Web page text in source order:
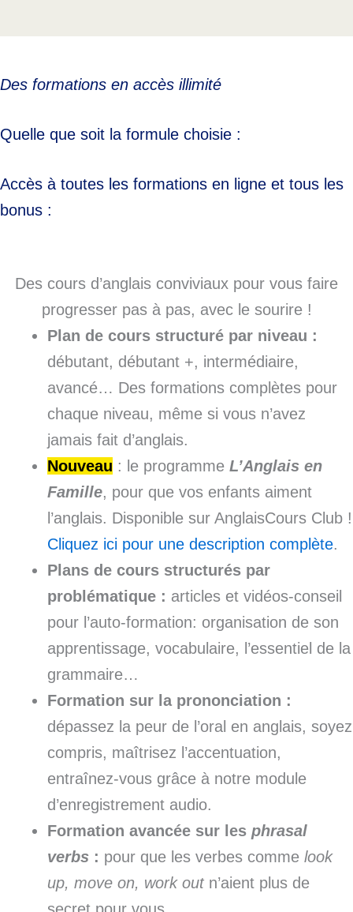
Des formations en accès illimité
Quelle que soit la formule choisie :
Accès à toutes les formations en ligne et tous les
bonus :
Des cours d’anglais conviviaux pour vous faire
progresser pas à pas, avec le sourire !
Plan de cours structuré par niveau :
débutant, débutant +, intermédiaire,
avancé… Des formations complètes pour
chaque niveau, même si vous n’avez
jamais fait d’anglais.
Nouveau : le programme L’Anglais en
Famille, pour que vos enfants aiment
l’anglais. Disponible sur AnglaisCours Club !
Cliquez ici pour une description complète.
Plans de cours structurés par
problématique : articles et vidéos-conseil
pour l’auto-formation: organisation de son
apprentissage, vocabulaire, l’essentiel de la
grammaire…
Formation sur la prononciation :
dépassez la peur de l’oral en anglais, soyez
compris, maîtrisez l’accentuation,
entraînez-vous grâce à notre module
d’enregistrement audio.
Formation avancée sur les phrasal
verbs : pour que les verbes comme look
up, move on, work out n’aient plus de